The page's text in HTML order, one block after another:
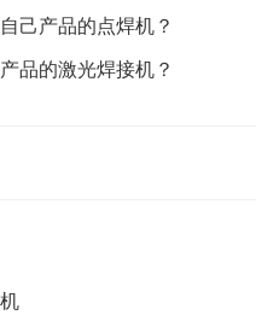
己产品的点焊机？
品的激光焊接机？